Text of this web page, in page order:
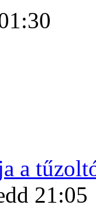
a
21:05